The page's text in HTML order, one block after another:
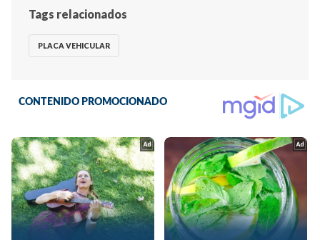
Tags relacionados
PLACA VEHICULAR